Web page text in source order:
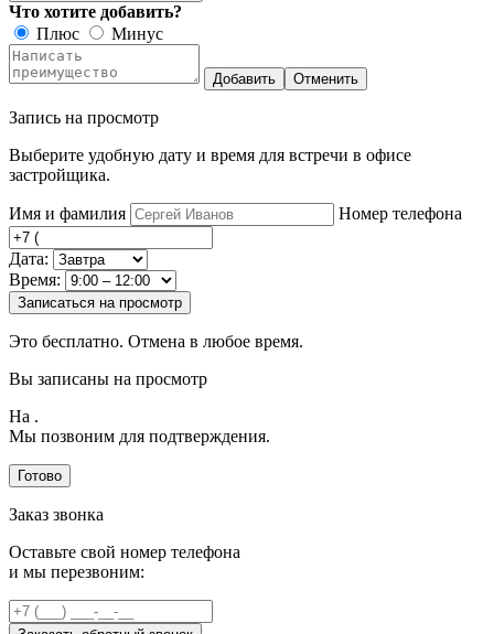
Что хотите добавить?
Плюс
Минус
Добавить Отменить
Запись на просмотр
Выберите удобную дату и время для встречи в офисе
застройщика.
Имя и фамилия Номер телефона
Дата:
Время:
Записаться на просмотр
Это бесплатно. Отмена в любое время.
Вы записаны на просмотр
На .
Мы позвоним для подтверждения.
Готово
Заказ звонка
Оставьте свой номер телефона
и мы перезвоним: